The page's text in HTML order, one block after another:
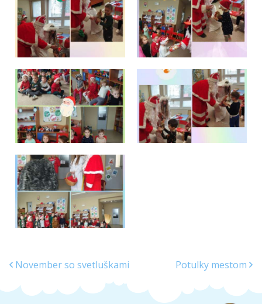
November so svetluškami Potulky mestom